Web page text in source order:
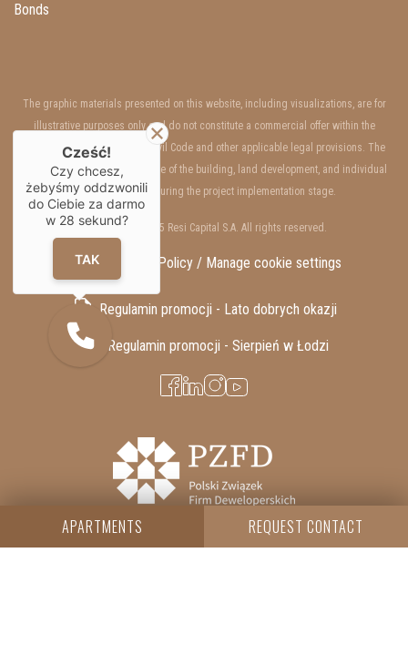
Bonds
The graphic materials presented on this website, including visualizations, are for
illustrative purposes only and do not constitute a commercial offer within the
meaning of Art. 66 §1 of the Civil Code and other applicable legal provisions. The
interior and exterior appearance of the building, land development, and individual
units may change during the project implementation stage.
Copyrights © 2025 Resi Capital S.A. All rights reserved.
GDPR / Privacy Policy / Manage cookie settings
Regulamin promocji - Lato dobrych okazji
Regulamin promocji - Sierpień w Łodzi
APARTMENTS REQUEST CONTACT
Cześć!
Czy chcesz,
żebyśmy oddzwonili
do Ciebie za darmo
w 28 sekund?
TAK